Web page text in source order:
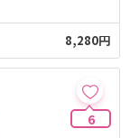
8,280円
6